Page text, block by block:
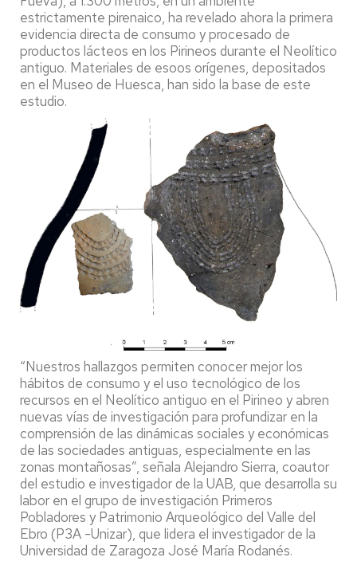
estrictamente pirenaico, ha revelado ahora la primera
evidencia directa de consumo y procesado de
productos lácteos en los Pirineos durante el Neolítico
antiguo. Materiales de esoos orígenes, depositados
en el Museo de Huesca, han sido la base de este
estudio.
“Nuestros hallazgos permiten conocer mejor los
hábitos de consumo y el uso tecnológico de los
recursos en el Neolítico antiguo en el Pirineo y abren
nuevas vías de investigación para profundizar en la
comprensión de las dinámicas sociales y económicas
de las sociedades antiguas, especialmente en las
zonas montañosas”, señala Alejandro Sierra, coautor
del estudio e investigador de la UAB, que desarrolla su
labor en el grupo de investigación Primeros
Pobladores y Patrimonio Arqueológico del Valle del
Ebro (P3A -Unizar), que lidera el investigador de la
Universidad de Zaragoza José María Rodanés.